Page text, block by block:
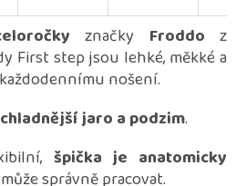
značky Froddo z
First step jsou lehké, měkké a
nošení.
jaro a podzim.
špička je anatomicky
správně pracovat.